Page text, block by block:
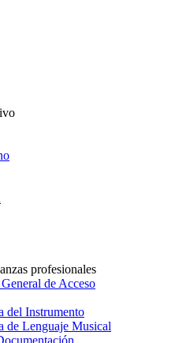
profesionales
de Acceso
del Instrumento
de Lenguaje Musical